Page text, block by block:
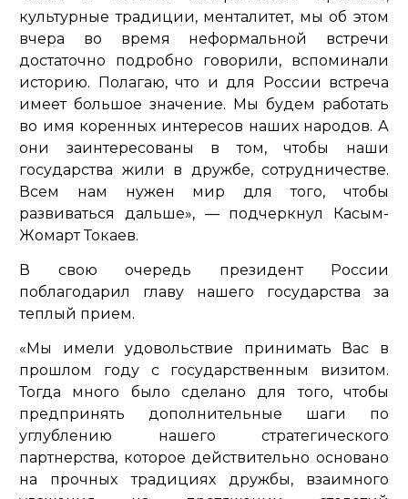
культурные традиции, менталитет, мы об этом
вчера во время неформальной встречи
достаточно подробно говорили, вспоминали
историю. Полагаю, что и для России встреча
имеет большое значение. Мы будем работать
во имя коренных интересов наших народов. А
они заинтересованы в том, чтобы наши
государства жили в дружбе, сотрудничестве.
Всем нам нужен мир для того, чтобы
развиваться дальше», — подчеркнул Касым-
Жомарт Токаев.
В свою очередь президент России
поблагодарил главу нашего государства за
теплый прием.
«Мы имели удовольствие принимать Вас в
прошлом году с государственным визитом.
Тогда много было сделано для того, чтобы
предпринять дополнительные шаги по
углублению нашего стратегического
партнерства, которое действительно основано
на прочных традициях дружбы, взаимного